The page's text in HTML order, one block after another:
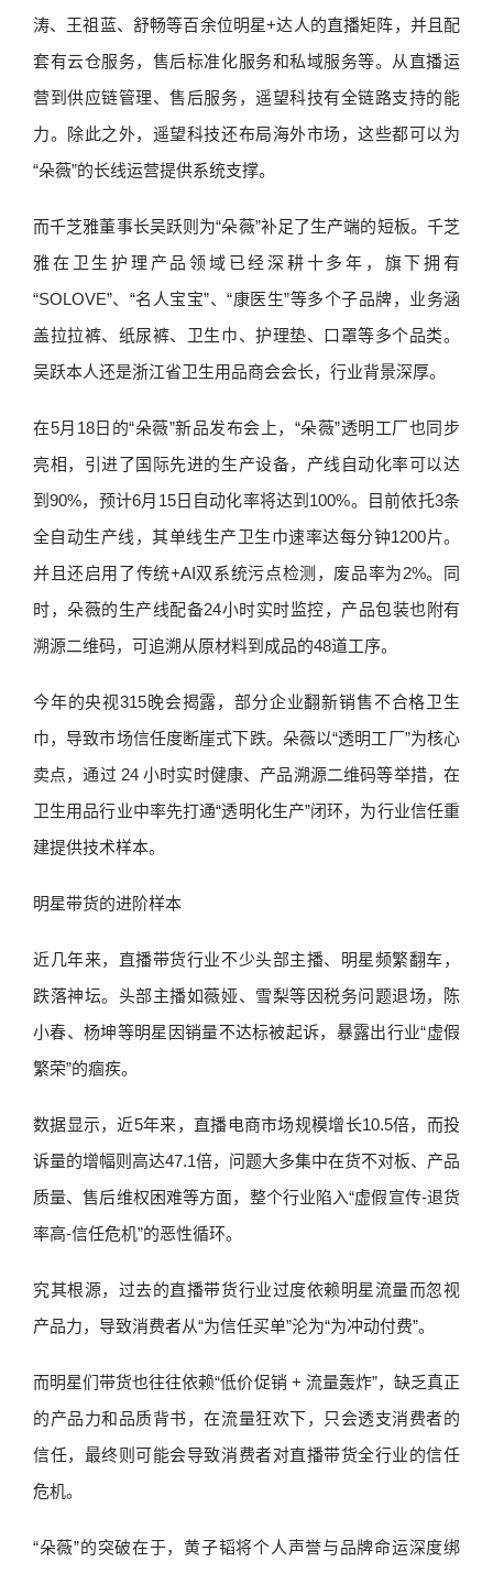
涛、王祖蓝、舒畅等百余位明星+达人的直播矩阵，并且配
套有云仓服务，售后标准化服务和私域服务等。从直播运
营到供应链管理、售后服务，遥望科技有全链路支持的能
力。除此之外，遥望科技还布局海外市场，这些都可以为
“朵薇”的长线运营提供系统支撑。
而千芝雅董事长吴跃则为“朵薇”补足了生产端的短板。千芝
雅在卫生护理产品领域已经深耕十多年，旗下拥有
“SOLOVE”、“名人宝宝”、“康医生”等多个子品牌，业务涵
盖拉拉裤、纸尿裤、卫生巾、护理垫、口罩等多个品类。
吴跃本人还是浙江省卫生用品商会会长，行业背景深厚。
在5月18日的“朵薇”新品发布会上，“朵薇”透明工厂也同步
亮相，引进了国际先进的生产设备，产线自动化率可以达
到90%，预计6月15日自动化率将达到100%。目前依托3条
全自动生产线，其单线生产卫生巾速率达每分钟1200片。
并且还启用了传统+AI双系统污点检测，废品率为2%。同
时，朵薇的生产线配备24小时实时监控，产品包装也附有
溯源二维码，可追溯从原材料到成品的48道工序。
今年的央视315晚会揭露，部分企业翻新销售不合格卫生
巾，导致市场信任度断崖式下跌。朵薇以“透明工厂”为核心
卖点，通过 24 小时实时健康、产品溯源二维码等举措，在
卫生用品行业中率先打通“透明化生产”闭环，为行业信任重
建提供技术样本。
明星带货的进阶样本
近几年来，直播带货行业不少头部主播、明星频繁翻车，
跌落神坛。头部主播如薇娅、雪梨等因税务问题退场，陈
小春、杨坤等明星因销量不达标被起诉，暴露出行业“虚假
繁荣”的痼疾。
数据显示，近5年来，直播电商市场规模增长10.5倍，而投
诉量的增幅则高达47.1倍，问题大多集中在货不对板、产品
质量、售后维权困难等方面，整个行业陷入“虚假宣传-退货
率高-信任危机”的恶性循环。
究其根源，过去的直播带货行业过度依赖明星流量而忽视
产品力，导致消费者从“为信任买单”沦为“为冲动付费”。
而明星们带货也往往依赖“低价促销 + 流量轰炸”，缺乏真正
的产品力和品质背书，在流量狂欢下，只会透支消费者的
信任，最终则可能会导致消费者对直播带货全行业的信任
危机。
“朵薇”的突破在于，黄子韬将个人声誉与品牌命运深度绑